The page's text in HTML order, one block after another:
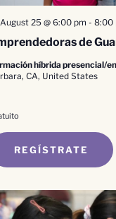
de
Destacado
August 25 @ 6:00 pm - 8:00
híbrida presencial/
CA, United States
REGÍSTRATE